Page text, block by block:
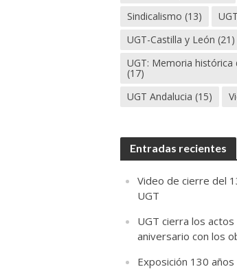
Sindicalismo (13) UGT
UGT-Castilla y León (21)
UGT: Memoria histórica
(17)
UGT Andalucia (15)
Entradas recientes
Video de cierre del
UGT
UGT cierra los
aniversario con los
Exposición 130